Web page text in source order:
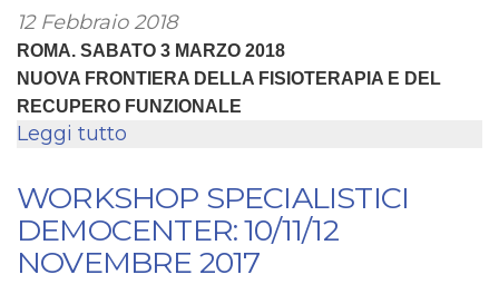
ONDE
D'URTO
FOCALI
PIEZOELETTRICHE
12 Febbraio 2018
ROMA. SABATO 3 MARZO 2018
NUOVA FRONTIERA DELLA FISIOTERAPIA E DEL
RECUPERO FUNZIONALE
Leggi tutto
3
MARZO
2018:
CORSO
WORKSHOP SPECIALISTICI
DEMOCENTER: 10/11/12
NOVEMBRE 2017